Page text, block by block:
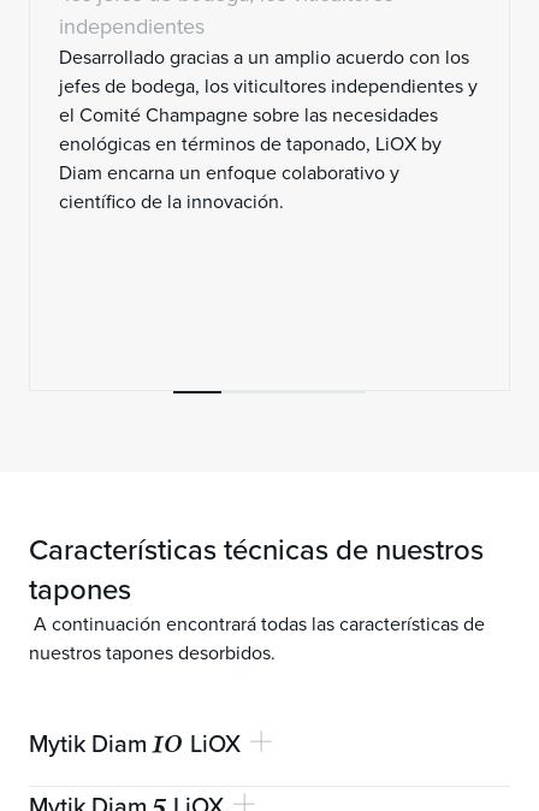
independientes
Desarrollado gracias a un amplio acuerdo con los
jefes de bodega, los viticultores independientes y
el Comité Champagne sobre las necesidades
enológicas en términos de taponado, LiOX by
Diam encarna un enfoque colaborativo y
científico de la innovación.
Características técnicas de nuestros
tapones
A continuación encontrará todas las características de
nuestros tapones desorbidos.
Mytik Diam10 LiOX